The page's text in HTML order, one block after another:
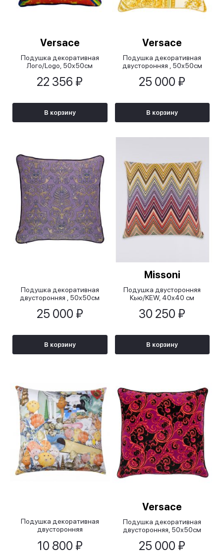
Versace
Подушка декоративная
Лого/Logo, 50x50см
22 356 ₽
В корзину
Versace
Подушка декоративная
двусторонняя , 50х50см
25 000 ₽
В корзину
Подушка декоративная
двусторонняя , 50х50см
25 000 ₽
В корзину
Missoni
Подушка двусторонняя
Кью/KEW, 40x40 см
30 250 ₽
В корзину
Подушка декоративная
двусторонняя
10 800 ₽
Versace
Подушка декоративная
двусторонняя, 50х50см
25 000 ₽